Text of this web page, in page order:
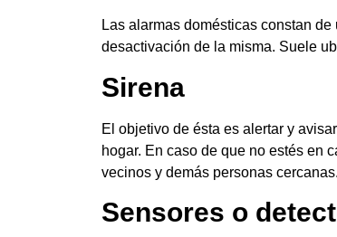
Las alarmas domésticas constan
desactivación de la misma. Suele
Sirena
El objetivo de ésta es alertar y
hogar. En caso de que no estés en
vecinos y demás personas cercanas.
Sensores o